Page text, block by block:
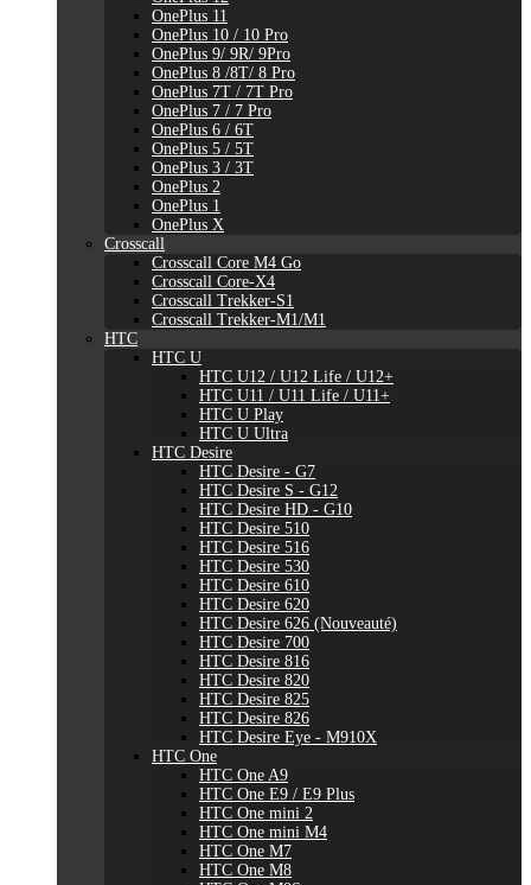
OnePlus 11
OnePlus 10 / 10 Pro
OnePlus 9/ 9R/ 9Pro
OnePlus 8 /8T/ 8 Pro
OnePlus 7T / 7T Pro
OnePlus 7 / 7 Pro
OnePlus 6 / 6T
OnePlus 5 / 5T
OnePlus 3 / 3T
OnePlus 2
OnePlus 1
OnePlus X
Crosscall
Crosscall Core M4 Go
Crosscall Core-X4
Crosscall Trekker-S1
Crosscall Trekker-M1/M1
HTC
HTC U
HTC U12 / U12 Life / U12+
HTC U11 / U11 Life / U11+
HTC U Play
HTC U Ultra
HTC Desire
HTC Desire - G7
HTC Desire S - G12
HTC Desire HD - G10
HTC Desire 510
HTC Desire 516
HTC Desire 530
HTC Desire 610
HTC Desire 620
HTC Desire 626 (Nouveauté)
HTC Desire 700
HTC Desire 816
HTC Desire 820
HTC Desire 825
HTC Desire 826
HTC Desire Eye - M910X
HTC One
HTC One A9
HTC One E9 / E9 Plus
HTC One mini 2
HTC One mini M4
HTC One M7
HTC One M8